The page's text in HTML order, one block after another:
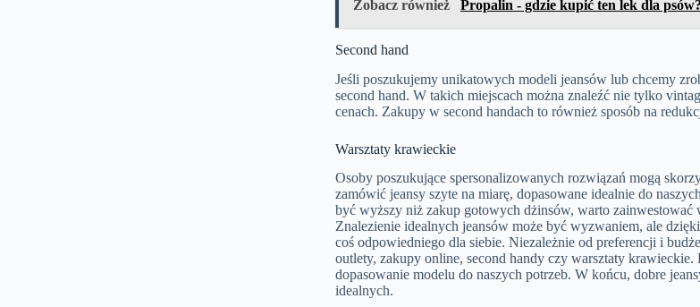
Zobacz również Propalin - gdzie kupić ten lek dla psów?
Second hand
Jeśli poszukujemy unikatowych modeli jeansów lub chcemy
second hand. W takich miejscach można znaleźć nie tylko
cenach. Zakupy w second handach to również sposób na
Warsztaty krawieckie
Osoby poszukujące spersonalizowanych rozwiązań mogą
zamówić jeansy szyte na miarę, dopasowane idealnie do
być wyższy niż zakup gotowych dżinsów, warto zainwestować
Znalezienie idealnych jeansów może być wyzwaniem, ale
coś odpowiedniego dla siebie. Niezależnie od preferencji i
outlety, zakupy online, second handy czy warsztaty
dopasowanie modelu do naszych potrzeb. W końcu, dobre
idealnych.